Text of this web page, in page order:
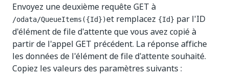
Envoyez une deuxième requête GET à
/odata/QueueItems({Id})et remplacez {Id} par l'ID
d'élément de file d'attente que vous avez copié à
partir de l'appel GET précédent. La réponse affiche
les données de l'élément de file d'attente souhaité.
Copiez les valeurs des paramètres suivants :